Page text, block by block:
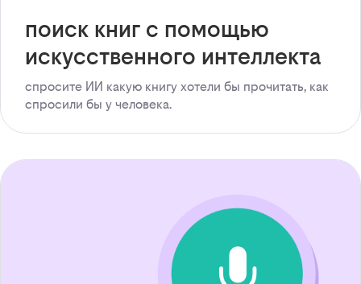
поиск книг с помощью
искусственного интеллекта
спросите ИИ какую книгу хотели бы прочитать, как
спросили бы у человека.